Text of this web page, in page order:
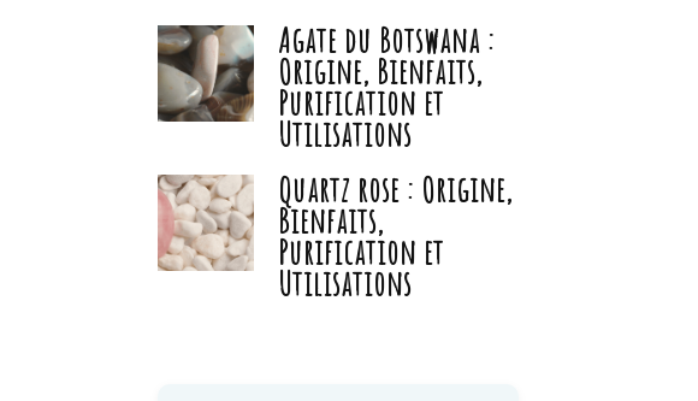
Agate du Botswana :
Origine, Bienfaits,
Purification et
Utilisations
Quartz rose : Origine,
Bienfaits,
Purification et
Utilisations